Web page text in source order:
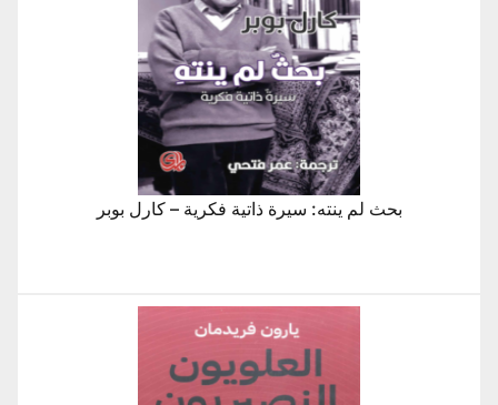
بحث لم ينته: سيرة ذاتية فكرية – كارل بوبر